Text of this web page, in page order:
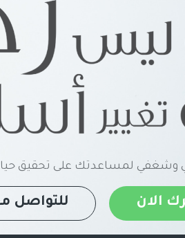
وشغفي لمساعدتك على تحقيق
الان للتواصل